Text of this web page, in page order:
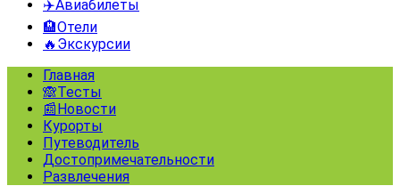
✈️Авиабилеты
🏨Отели
🔥Экскурсии
Главная
🙈Тесты
📰Новости
Курорты
Путеводитель
Достопримечательности
Развлечения